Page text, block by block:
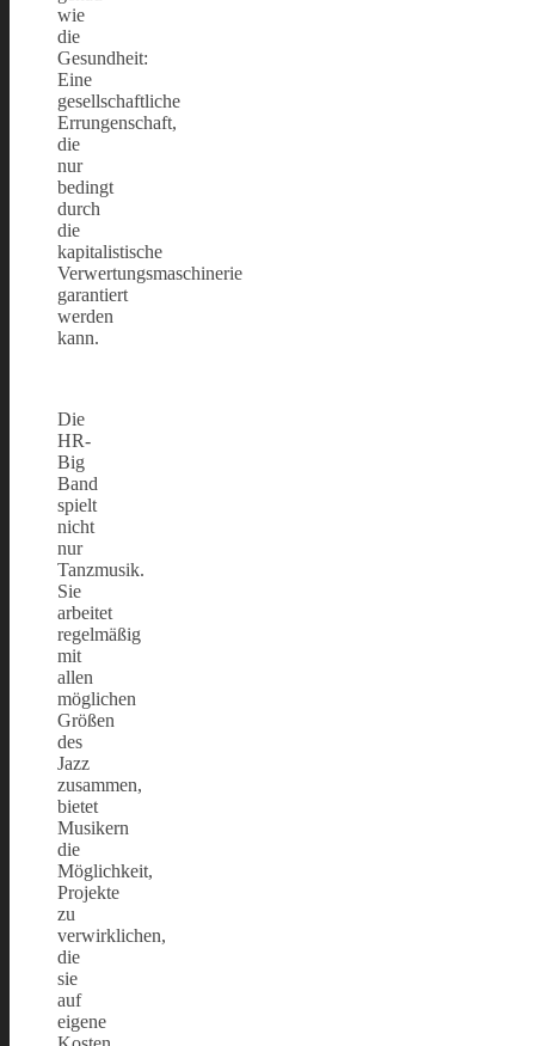
wie
die
Gesundheit:
Eine
gesellschaftliche
Errungenschaft,
die
nur
bedingt
durch
die
kapitalistische
Verwertungsmaschinerie
garantiert
werden
kann.
Die
HR-
Big
Band
spielt
nicht
nur
Tanzmusik.
Sie
arbeitet
regelmäßig
mit
allen
möglichen
Größen
des
Jazz
zusammen,
bietet
Musikern
die
Möglichkeit,
Projekte
zu
verwirklichen,
die
sie
auf
eigene